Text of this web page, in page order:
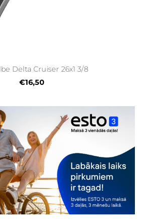
Delta Cruiser 26x1 3/8
€16,50